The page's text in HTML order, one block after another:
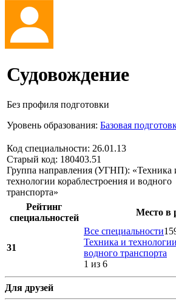
Судовождение
Без профиля подготовки
Уровень образования: Базовая
Код специальности: 26.01.13
Старый код: 180403.51
Группа направления (УГНП): «Техника
технологии кораблестроения и водного
транспорта»
Рейтинг
специальностей
Место в
31
Все специальности
Техника и
водного транспорта
1 из 6
Для друзей